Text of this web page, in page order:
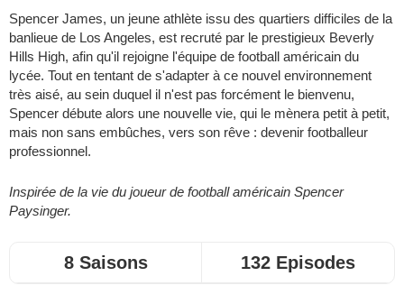
Spencer James, un jeune athlète issu des quartiers difficiles de la
banlieue de Los Angeles, est recruté par le prestigieux Beverly
Hills High, afin qu'il rejoigne l'équipe de football américain du
lycée. Tout en tentant de s'adapter à ce nouvel environnement
très aisé, au sein duquel il n'est pas forcément le bienvenu,
Spencer débute alors une nouvelle vie, qui le mènera petit à petit,
mais non sans embûches, vers son rêve : devenir footballeur
professionnel.
Inspirée de la vie du joueur de football américain Spencer
Paysinger.
8 Saisons 132 Episodes